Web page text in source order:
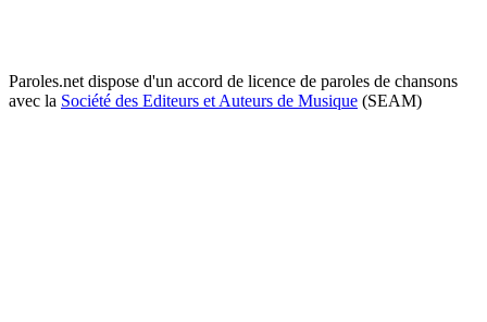
Paroles.net dispose d'un accord de licence de paroles de chansons
avec la Société des Editeurs et Auteurs de Musique (SEAM)